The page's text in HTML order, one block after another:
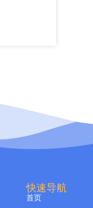
快速导航
首页